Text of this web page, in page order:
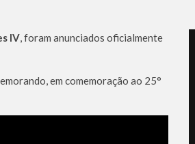
IV , foram anunciados oficialmente
em comemoração ao 25°